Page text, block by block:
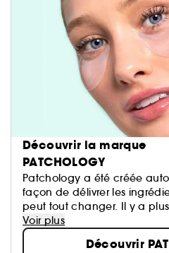
Découvrir la marque
PATCHOLOGY
Patchology a été créée
façon de délivrer les
peut tout changer. Il y a
fondatrice a commencé à
technologies de patch pour
Voir plus
Découvrir